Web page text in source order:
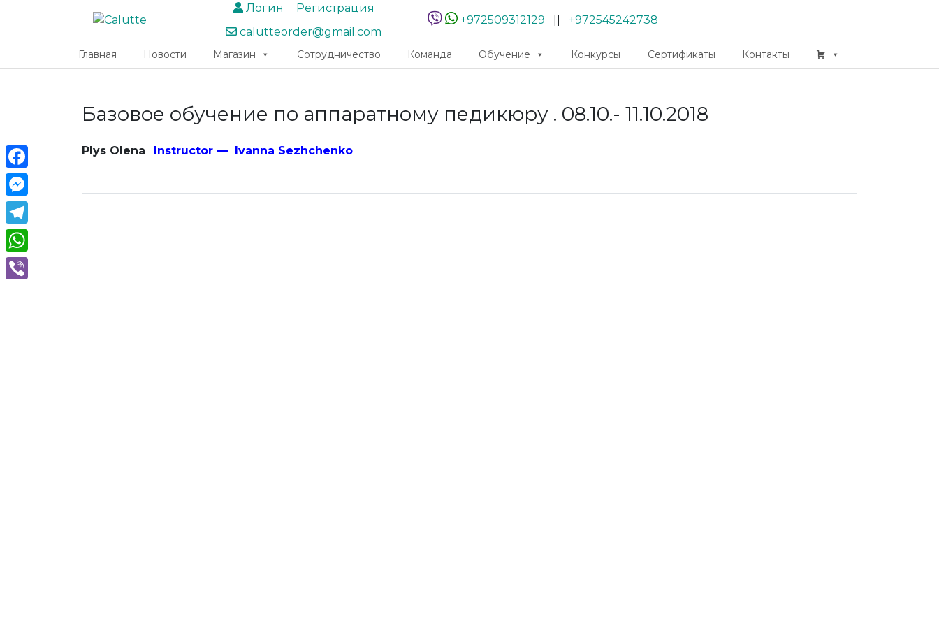
Логин
Регистрация
calutteorder@gmail.com
+972509312129 +972545242738
Главная Новости Магазин Сотрудничество Команда Обучение Конкурсы Сертификаты Контакты
Базовое обучение по аппаратному педикюру . 08.10.- 11.10.2018
Plys Olena Instructor — Ivanna Sezhchenko
Facebook
Messenger
Telegram
WhatsApp